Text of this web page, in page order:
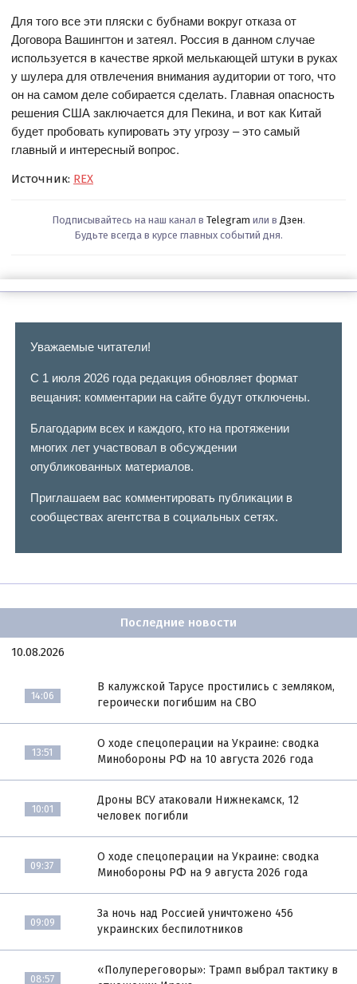
Для того все эти пляски с бубнами вокруг отказа от
Договора Вашингтон и затеял. Россия в данном случае
используется в качестве яркой мелькающей штуки в руках
у шулера для отвлечения внимания аудитории от того, что
он на самом деле собирается сделать. Главная опасность
решения США заключается для Пекина, и вот как Китай
будет пробовать купировать эту угрозу – это самый
главный и интересный вопрос.
Источник: REX
Подписывайтесь на наш канал в Telegram или в Дзен.
Будьте всегда в курсе главных событий дня.
Уважаемые читатели!
С 1 июля 2026 года редакция обновляет формат
вещания: комментарии на сайте будут отключены.
Благодарим всех и каждого, кто на протяжении
многих лет участвовал в обсуждении
опубликованных материалов.
Приглашаем вас комментировать публикации в
сообществах агентства в социальных сетях.
Последние новости
10.08.2026
14:06
В калужской Тарусе простились с земляком,
героически погибшим на СВО
13:51
О ходе спецоперации на Украине: сводка
Минобороны РФ на 10 августа 2026 года
10:01
Дроны ВСУ атаковали Нижнекамск, 12
человек погибли
09:37
О ходе спецоперации на Украине: сводка
Минобороны РФ на 9 августа 2026 года
09:09
За ночь над Россией уничтожено 456
украинских беспилотников
08:57
«Полупереговоры»: Трамп выбрал тактику в